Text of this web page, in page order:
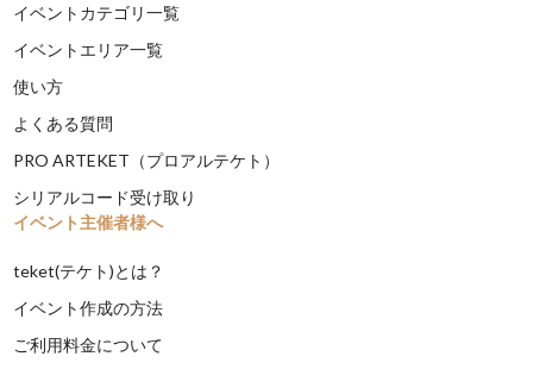
イベントカテゴリ一覧
イベントエリア一覧
使い方
よくある質問
PRO ARTEKET（プロアルテケト）
シリアルコード受け取り
イベント主催者様へ
teket(テケト)とは？
イベント作成の方法
ご利用料金について